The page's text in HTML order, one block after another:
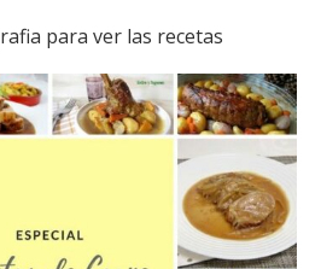
para ver las recetas